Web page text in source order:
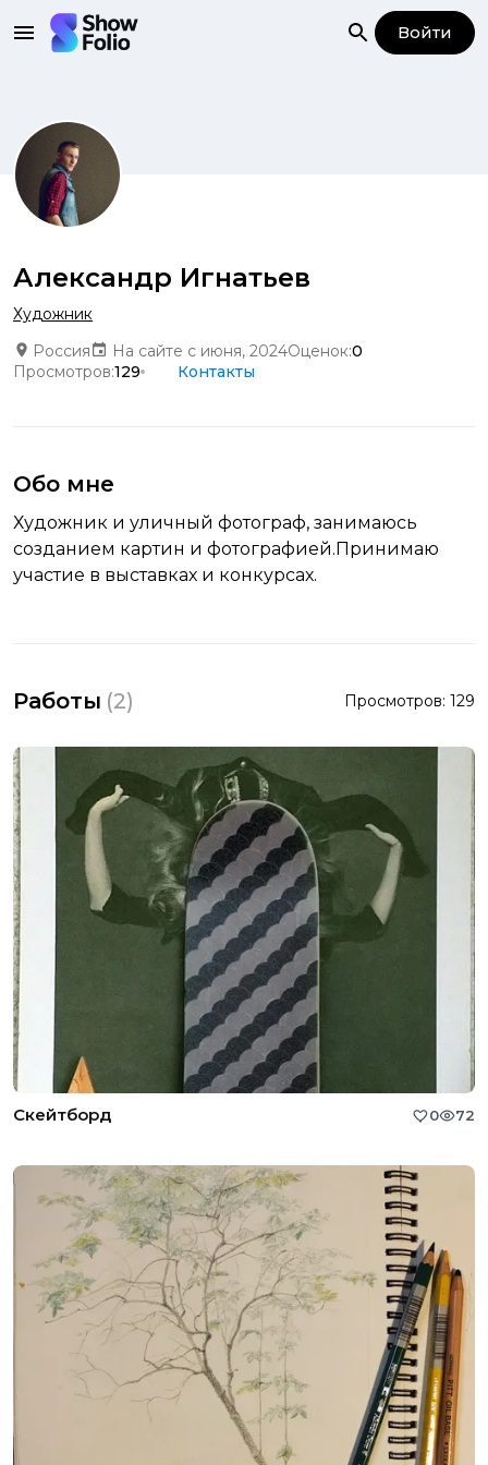
Войти
Александр Игнатьев
Художник
Россия
На сайте с июня, 2024Оценок:0
Просмотров:129 Контакты
Обо мне
Художник и уличный фотограф, занимаюсь
созданием картин и фотографией.Принимаю
участие в выставках и конкурсах.
Работы (2) Просмотров: 129
Скейтборд 0 72